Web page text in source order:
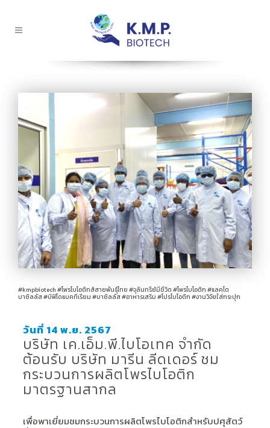
#kmpbiotech #โพรไบโอติกส์สายพันธุ์ไทย #จุลินทรีย์มีชีวิต #โพรไบโอติก #แลคโต
บาซิลลัส#บิฟิโดแบคทีเรียม #บาซิลลัส#อาหารเสริม #โปรไบโอติก #งานวิจัยใส่กระปุก
วันที่ 14 พ.ย. 2567
บริษัท เค.เอ็ม.พี.ไบโอเทค จำกัด
ต้อนรับ บริษัท มารีน ลีดเดอร์ ชม
กระบวนการผลิตโพรไบโอติก
มาตรฐานสากล
เพื่อพาเยี่ยมชมกระบวนการผลิตโพรไบโอติกสำหรับปศุสัตว์